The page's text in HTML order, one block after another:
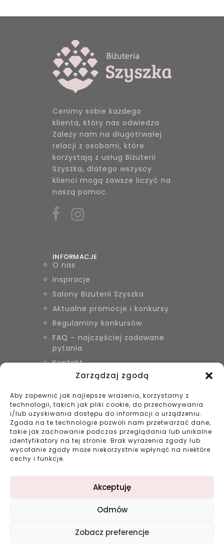
Zarządzaj zgodą
Aby zapewnić jak najlepsze wrażenia, korzystamy z
technologii, takich jak pliki cookie, do przechowywania
i/lub uzyskiwania dostępu do informacji o urządzeniu.
Zgoda na te technologie pozwoli nam przetwarzać dane,
takie jak zachowanie podczas przeglądania lub unikalne
identyfikatory na tej stronie. Brak wyrażenia zgody lub
wycofanie zgody może niekorzystnie wpłynąć na niektóre
cechy i funkcje.
Akceptuję
Odmów
Zobacz preferencje
Cenimy sobie każdego
klienta, który nas odwiedza.
Zależy nam na długotrwałej
relacji z osobami, które
korzystają z usług Biżuterii
Szyszka, dlatego wszyscy
klienci mogą zawsze liczyć na
naszą pomoc.
INFORMACJE
O nas
Inspiracje
Salony Biżuterii Szyszka
Aktualne promocje i konkursy
Regulaminy konkursów
FAQ – najczęściej zadawane
pytania
Kontakt
KONTAKT
Biżuteria Szyszka Sieradz,
Zduńska Wola, Łask
799 038 980
43 695 80 11
kontakt@bizuteriaszyszka.pl
Projekt: double-digital.pl